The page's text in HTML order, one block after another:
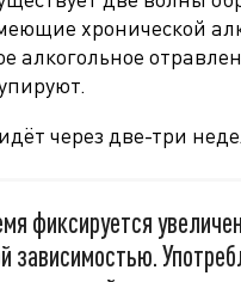
хронической
алкогольное
через две-три
фиксируется
зависимостью.